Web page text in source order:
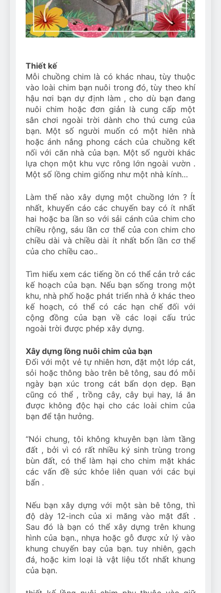
Thiết kế
Mỗi chuồng chim là có khác nhau, tùy thuộc
vào loài chim bạn nuôi trong đó, tùy theo khí
hậu nơi bạn dự định làm , cho dù bạn đang
nuôi chim hoặc đơn giản là cung cấp một
sân chơi ngoài trời dành cho thú cưng của
bạn. Một số người muốn có một hiên nhà
hoặc ánh nắng phong cách của chuồng kết
nối với căn nhà của bạn. Một số người khác
lựa chọn một khu vực rông lớn ngoài vườn .
Một số lồng chim giống như một nhà kính…
Làm thế nào xây dựng một chuồng lớn ? Ít
nhất, khuyến cáo các chuyến bay có ít nhất
hai hoặc ba lần so với sải cánh của chim cho
chiều rộng, sáu lần cơ thể của con chim cho
chiều dài và chiều dài ít nhất bốn lần cơ thể
của cho chiều cao..
Tìm hiểu xem các tiếng ồn có thể cản trở các
kế hoạch của bạn. Nếu bạn sống trong một
khu, nhà phố hoặc phát triển nhà ở khác theo
kế hoạch, có thể có các hạn chế đối với
cộng đồng của bạn về các loại cấu trúc
ngoài trời được phép xây dựng.
Xây dựng lồng nuôi chim của bạn
Đối với một vẻ tự nhiên hơn, đặt một lớp cát,
sỏi hoặc thông bào trên bê tông, sau đó mỗi
ngày bạn xúc trong cát bẩn dọn dẹp. Bạn
cũng có thể , trồng cây, cây bụi hay, lá ăn
được không độc hại cho các loài chim của
bạn để tận hưởng.
“Nói chung, tôi không khuyên bạn làm tầng
đất , bởi vì có rất nhiều ký sinh trùng trong
bùn đất, có thể làm hại cho chim mặt khác
các vấn đề sức khỏe liên quan với các bụi
bẩn .
Nếu bạn xây dựng với một sàn bê tông, thì
độ dày 12-inch của xi măng vào mặt đất .
Sau đó là bạn có thể xây dựng trên khung
hình của bạn., nhựa hoặc gỗ được xử lý vào
khung chuyến bay của bạn. tuy nhiên, gạch
đá, hoặc kim loại là vật liệu tốt nhất khung
của bạn.